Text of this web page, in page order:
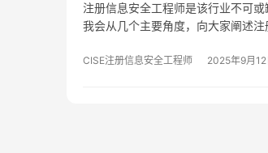
注册信息安全工程师是该行业不可
我会从几个主要角度，向大家阐述注
CISE注册信息安全工程师 2025年9月12